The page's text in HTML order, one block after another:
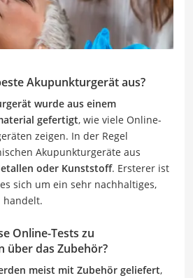
Akupunkturgerät aus?
wurde aus einem
gefertigt, wie viele Online-
zeigen. In der Regel
Akupunkturgeräte aus
oder Kunststoff. Ersterer ist
sich um ein sehr nachhaltiges,
handelt.
Online-Tests zu
über das Zubehör?
meist mit Zubehör geliefert,